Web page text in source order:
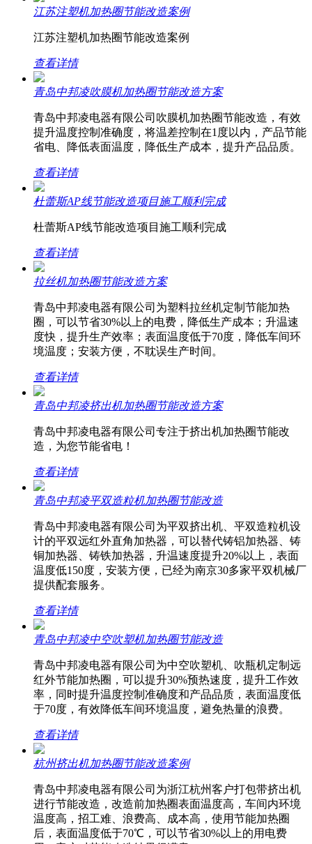
江苏注塑机加热圈节能改造案例
江苏注塑机加热圈节能改造案例
查看详情
青岛中邦凌吹膜机加热圈节能改造方案
青岛中邦凌电器有限公司吹膜机加热圈节能改造，有效
提升温度控制准确度，将温差控制在1度以内，产品节能
省电、降低表面温度，降低生产成本，提升产品品质。
查看详情
杜蕾斯AP线节能改造项目施工顺利完成
杜蕾斯AP线节能改造项目施工顺利完成
查看详情
拉丝机加热圈节能改造方案
青岛中邦凌电器有限公司为塑料拉丝机定制节能加热
圈，可以节省30%以上的电费，降低生产成本；升温速
度快，提升生产效率；表面温度低于70度，降低车间环
境温度；安装方便，不耽误生产时间。
查看详情
青岛中邦凌挤出机加热圈节能改造方案
青岛中邦凌电器有限公司专注于挤出机加热圈节能改
造，为您节能省电！
查看详情
青岛中邦凌平双造粒机加热圈节能改造
青岛中邦凌电器有限公司为平双挤出机、平双造粒机设
计的平双远红外直角加热器，可以替代铸铝加热器、铸
铜加热器、铸铁加热器，升温速度提升20%以上，表面
温度低150度，安装方便，已经为南京30多家平双机械厂
提供配套服务。
查看详情
青岛中邦凌中空吹塑机加热圈节能改造
青岛中邦凌电器有限公司为中空吹塑机、吹瓶机定制远
红外节能加热圈，可以提升30%预热速度，提升工作效
率，同时提升温度控制准确度和产品品质，表面温度低
于70度，有效降低车间环境温度，避免热量的浪费。
查看详情
杭州挤出机加热圈节能改造案例
青岛中邦凌电器有限公司为浙江杭州客户打包带挤出机
进行节能改造，改造前加热圈表面温度高，车间内环境
温度高，招工难、浪费高、成本高，使用节能加热圈
后，表面温度低于70℃，可以节省30%以上的用电费